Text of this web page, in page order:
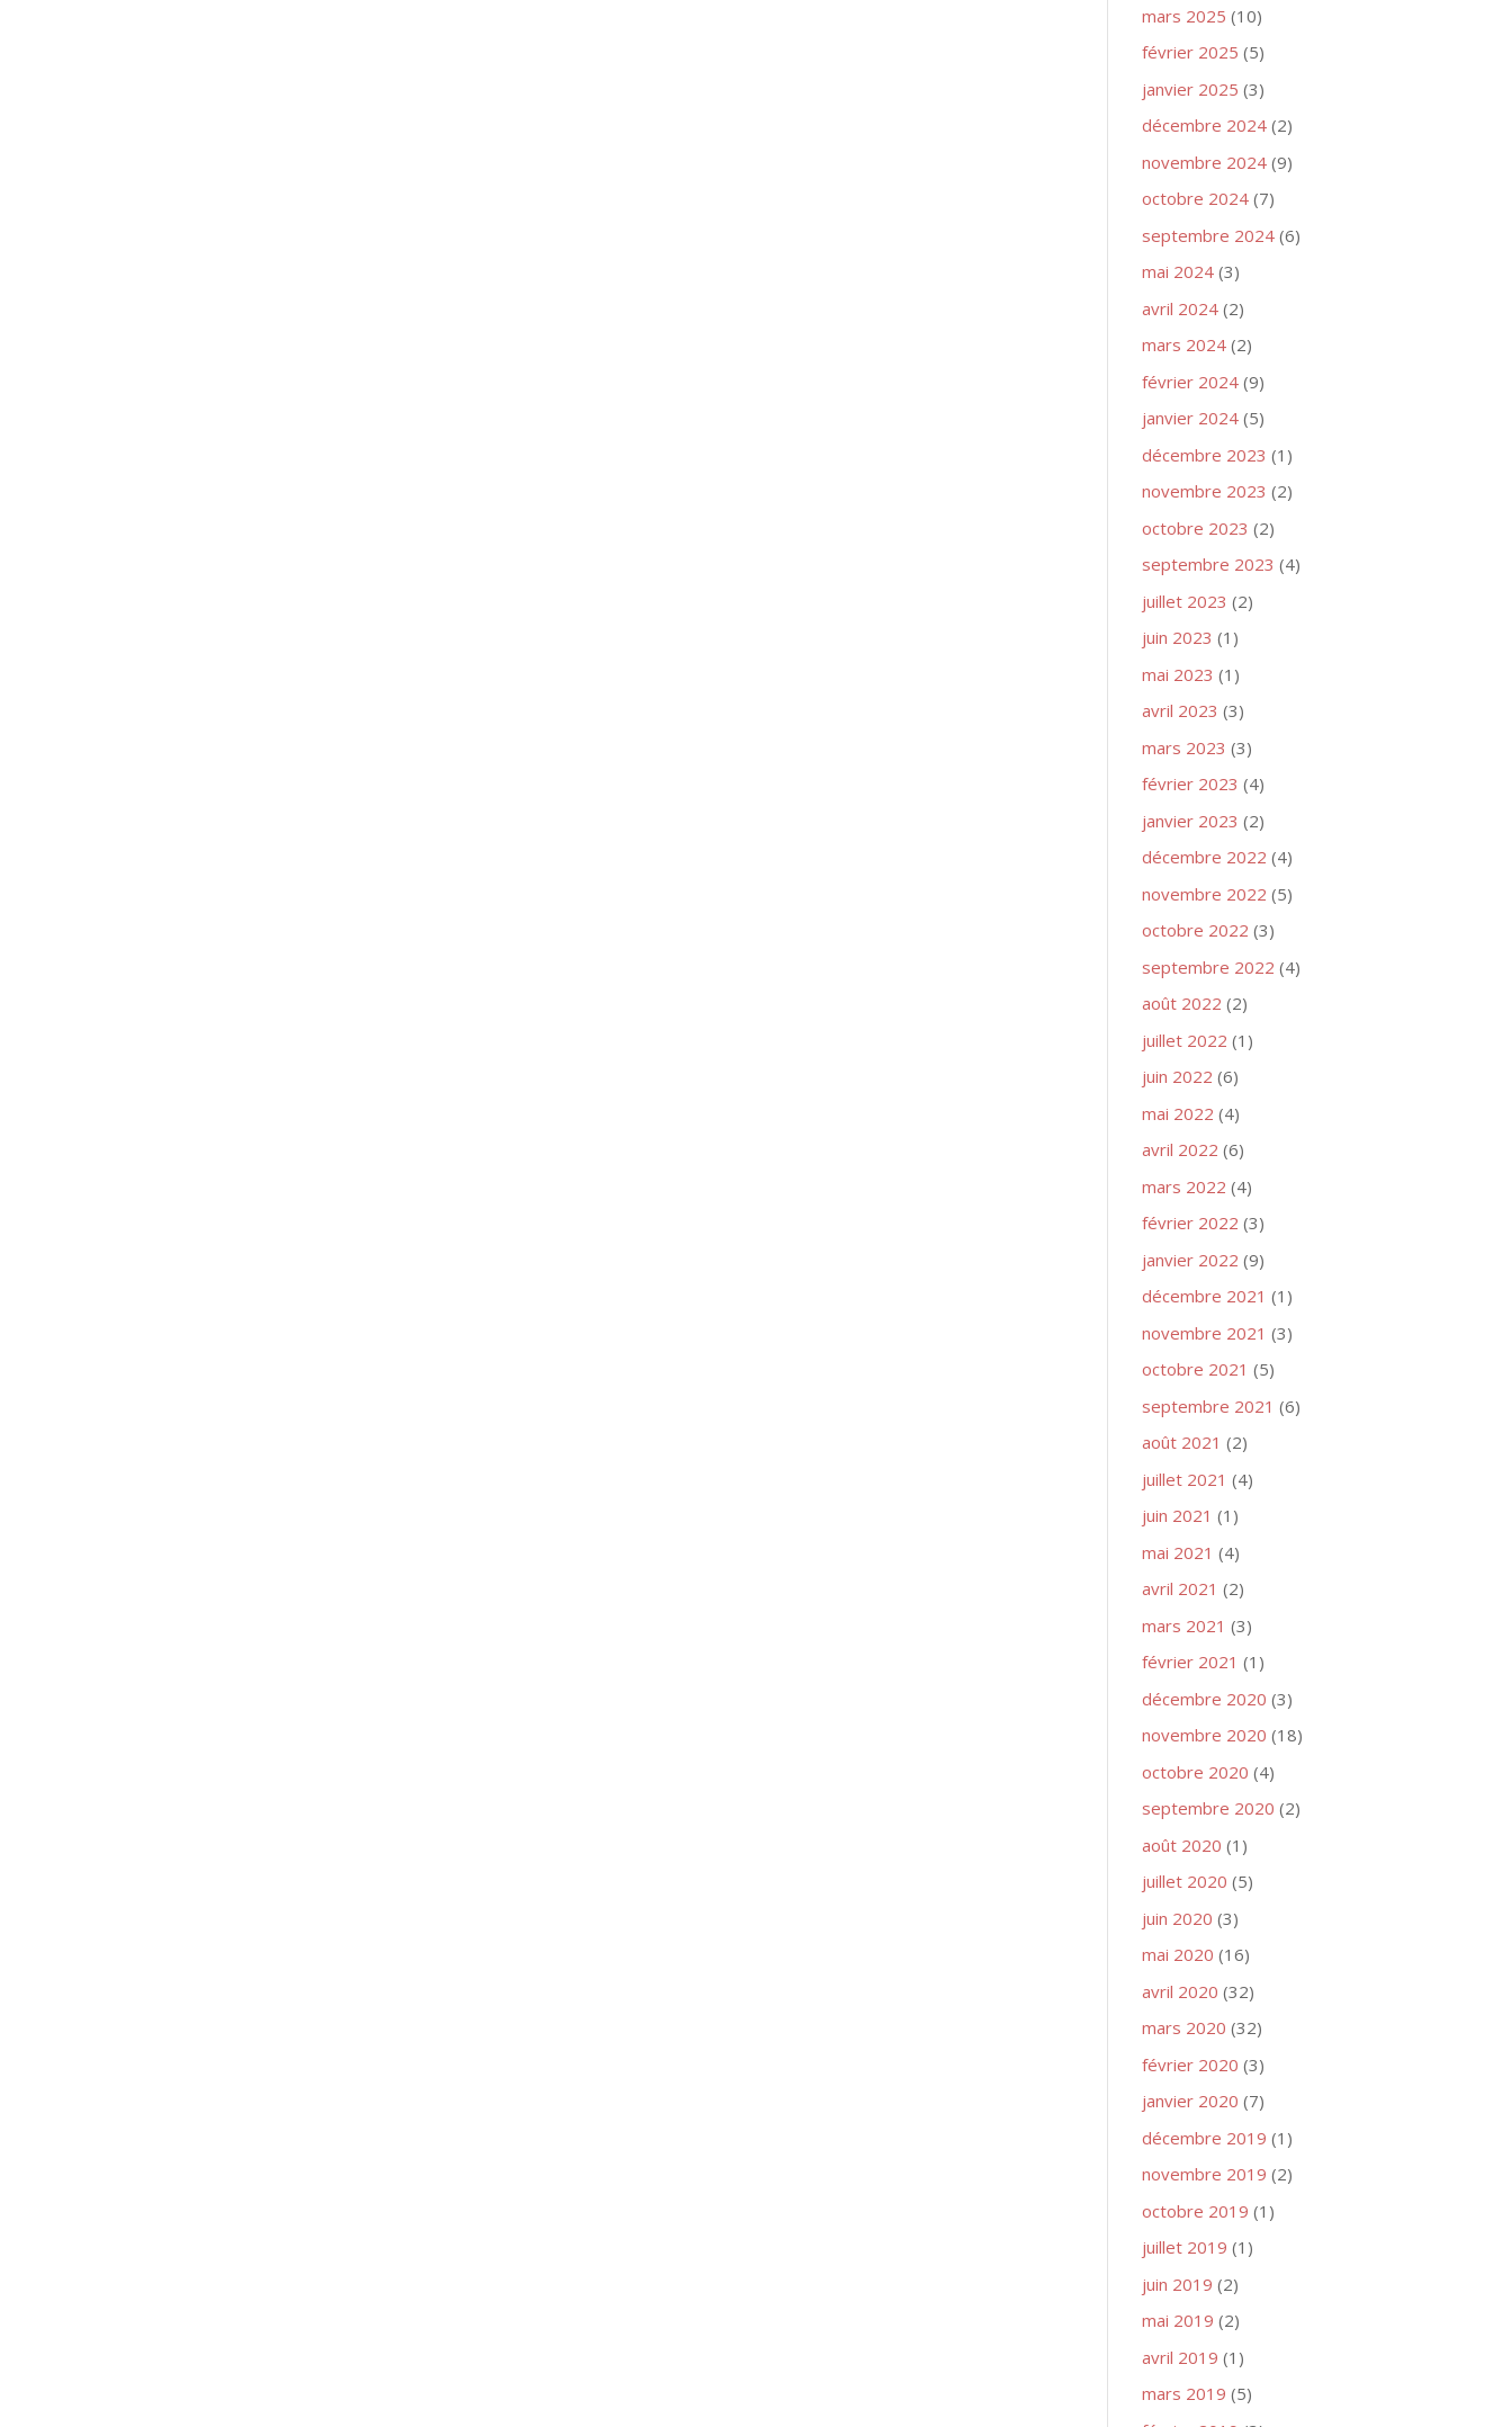
mars 2025 (10)
février 2025 (5)
janvier 2025 (3)
décembre 2024 (2)
novembre 2024 (9)
octobre 2024 (7)
septembre 2024 (6)
mai 2024 (3)
avril 2024 (2)
mars 2024 (2)
février 2024 (9)
janvier 2024 (5)
décembre 2023 (1)
novembre 2023 (2)
octobre 2023 (2)
septembre 2023 (4)
juillet 2023 (2)
juin 2023 (1)
mai 2023 (1)
avril 2023 (3)
mars 2023 (3)
février 2023 (4)
janvier 2023 (2)
décembre 2022 (4)
novembre 2022 (5)
octobre 2022 (3)
septembre 2022 (4)
août 2022 (2)
juillet 2022 (1)
juin 2022 (6)
mai 2022 (4)
avril 2022 (6)
mars 2022 (4)
février 2022 (3)
janvier 2022 (9)
décembre 2021 (1)
novembre 2021 (3)
octobre 2021 (5)
septembre 2021 (6)
août 2021 (2)
juillet 2021 (4)
juin 2021 (1)
mai 2021 (4)
avril 2021 (2)
mars 2021 (3)
février 2021 (1)
décembre 2020 (3)
novembre 2020 (18)
octobre 2020 (4)
septembre 2020 (2)
août 2020 (1)
juillet 2020 (5)
juin 2020 (3)
mai 2020 (16)
avril 2020 (32)
mars 2020 (32)
février 2020 (3)
janvier 2020 (7)
décembre 2019 (1)
novembre 2019 (2)
octobre 2019 (1)
juillet 2019 (1)
juin 2019 (2)
mai 2019 (2)
avril 2019 (1)
mars 2019 (5)